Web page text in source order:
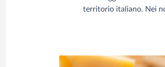
territorio italiano. Nei